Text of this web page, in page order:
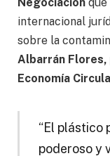
Negociación
internacional
sobre la
Albarrán Flores,
Economía
“El plástico
poderoso y